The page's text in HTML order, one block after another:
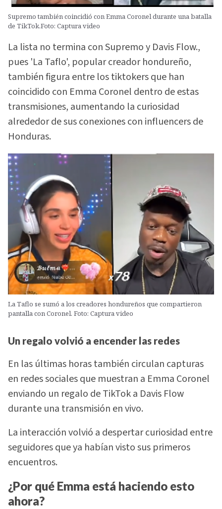
Supremo también coincidió con Emma Coronel durante una batalla
de TikTok.Foto: Captura video
La lista no termina con Supremo y Davis Flow.,
pues 'La Taflo', popular creador hondureño,
también figura entre los tiktokers que han
coincidido con Emma Coronel dentro de estas
transmisiones, aumentando la curiosidad
alrededor de sus conexiones con influencers de
Honduras.
La Taflo se sumó a los creadores hondureños que compartieron
pantalla con Coronel. Foto: Captura video
Un regalo volvió a encender las redes
En las últimas horas también circulan capturas
en redes sociales que muestran a Emma Coronel
enviando un regalo de TikTok a Davis Flow
durante una transmisión en vivo.
La interacción volvió a despertar curiosidad entre
seguidores que ya habían visto sus primeros
encuentros.
¿Por qué Emma está haciendo esto
ahora?